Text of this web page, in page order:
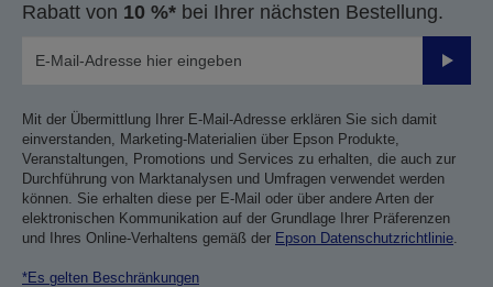
Rabatt von 10 %* bei Ihrer nächsten Bestellung.
Mit der Übermittlung Ihrer E-Mail-Adresse erklären Sie sich damit
einverstanden, Marketing-Materialien über Epson Produkte,
Veranstaltungen, Promotions und Services zu erhalten, die auch zur
Durchführung von Marktanalysen und Umfragen verwendet werden
können. Sie erhalten diese per E-Mail oder über andere Arten der
elektronischen Kommunikation auf der Grundlage Ihrer Präferenzen
und Ihres Online-Verhaltens gemäß der Epson Datenschutzrichtlinie.
*Es gelten Beschränkungen